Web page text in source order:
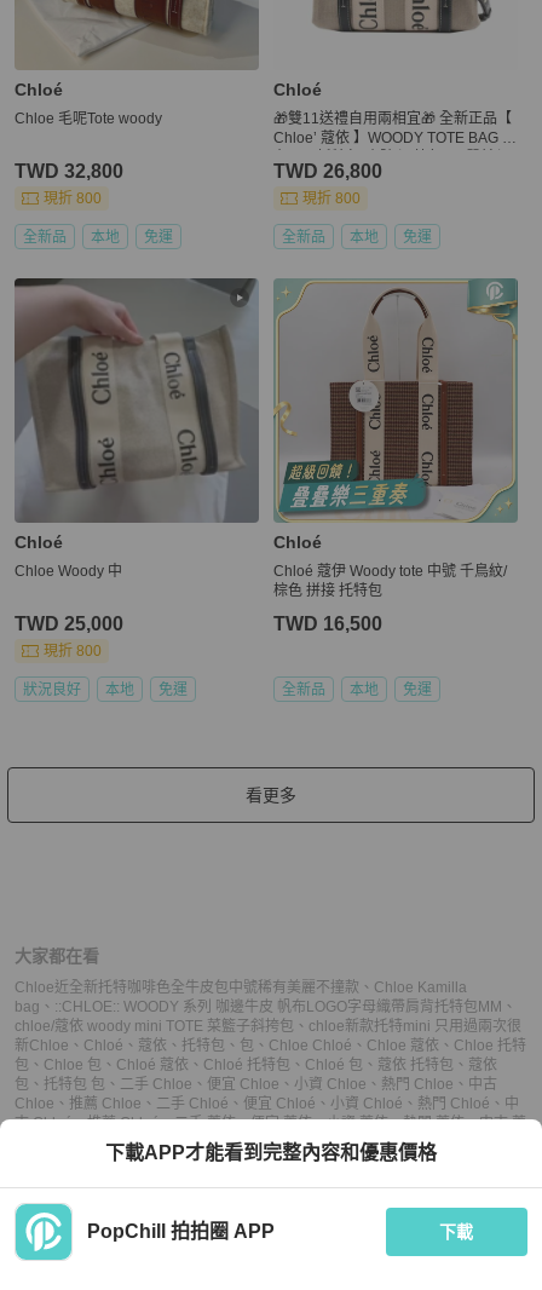
Chloé
Chloe 毛呢Tote woody
TWD 32,800
現折 800
全新品 本地 免運
Chloé
🎁雙11送禮自用兩相宜🎁 全新正品【
Chloe’ 蔻依 】WOODY TOTE BAG 帆
先私訊)
TWD 26,800
現折 800
全新品 本地 免運
Chloé
Chloe Woody 中
TWD 25,000
現折 800
狀況良好 本地 免運
Chloé
Chloé 蔻伊 Woody tote 中號 千鳥紋/
棕色 拼接 托特包
TWD 16,500
全新品 本地 免運
看更多
大家都在看
Chloe近全新托特咖啡色全牛皮包中號稀有美麗不撞款 、 Chloe Kamilla
bag 、 ::CHLOE:: WOODY 系列 咖邊牛皮 帆布LOGO字母織帶肩背托特包MM 、
chloe/蔻依 woody mini TOTE 菜籃子斜挎包 、 chloe新款托特mini 只用過兩次很
新Chloe 、 Chloé 、 蔻依 、 托特包 、 包 、 Chloe Chloé 、 Chloe 蔻依 、 Chloe 托特
包 、 Chloe 包 、 Chloé 蔻依 、 Chloé 托特包 、 Chloé 包 、 蔻依 托特包 、 蔻依
包 、 托特包 包 、 二手 Chloe 、 便宜 Chloe 、 小資 Chloe 、 熱門 Chloe 、 中古
Chloe 、 推薦 Chloe 、 二手 Chloé 、 便宜 Chloé 、 小資 Chloé 、 熱門 Chloé 、 中
古 Chloé、推薦 Chloé、二手 蔻依、便宜 蔻依、小資 蔻依、熱門 蔻依、中古 蔻
、二手 托特包 、便宜 托特包、 小資 托特包、熱門 托特包
推薦 托特包、 二手 包、便宜 包、小資 包、熱門 包、中古 包
下載APP才能看到完整內容和優惠價格
PopChill 拍拍圈 APP 下載